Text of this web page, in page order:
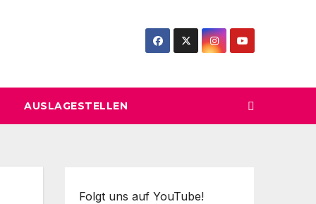
AUSLAGESTELLEN
Folgt uns auf YouTube!